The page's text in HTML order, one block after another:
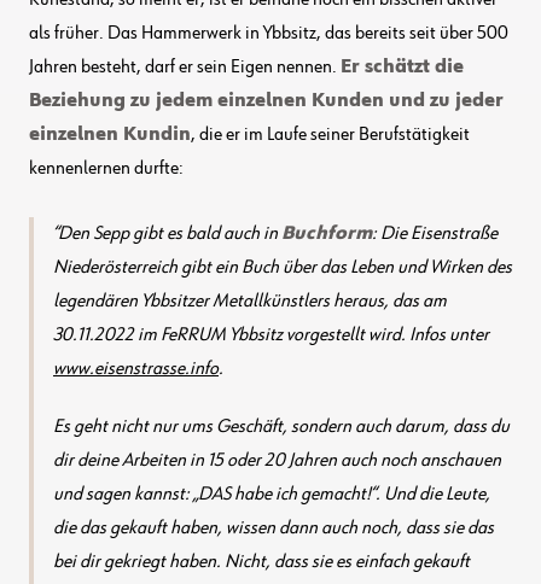
als früher. Das Hammerwerk in Ybbsitz, das bereits seit über 500
Jahren besteht, darf er sein Eigen nennen. Er schätzt die
Beziehung zu jedem einzelnen Kunden und zu jeder
einzelnen Kundin, die er im Laufe seiner Berufstätigkeit
kennenlernen durfte:
Den Sepp gibt es bald auch in Buchform: Die Eisenstraße
Niederösterreich gibt ein Buch über das Leben und Wirken des
legendären Ybbsitzer Metallkünstlers heraus, das am
30.11.2022 im FeRRUM Ybbsitz vorgestellt wird. Infos unter
www.eisenstrasse.info.
Es geht nicht nur ums Geschäft, sondern auch darum, dass du
dir deine Arbeiten in 15 oder 20 Jahren auch noch anschauen
und sagen kannst:„DAS habe ich gemacht!“. Und die Leute,
die das gekauft haben, wissen dann auch noch, dass sie das
bei dir gekriegthaben. Nicht, dass sie es einfach gekauft